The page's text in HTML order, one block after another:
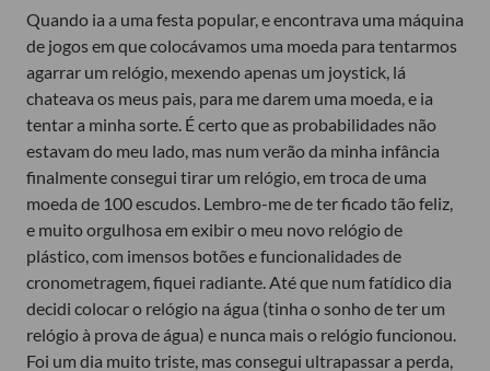
Quando ia a uma festa popular, e encontrava uma máquina
de jogos em que colocávamos uma moeda para tentarmos
agarrar um relógio, mexendo apenas um joystick, lá
chateava os meus pais, para me darem uma moeda, e ia
tentar a minha sorte. É certo que as probabilidades não
estavam do meu lado, mas num verão da minha infância
finalmente consegui tirar um relógio, em troca de uma
moeda de 100 escudos. Lembro-me de ter ficado tão feliz,
e muito orgulhosa em exibir o meu novo relógio de
plástico, com imensos botões e funcionalidades de
cronometragem, fiquei radiante. Até que num fatídico dia
decidi colocar o relógio na água (tinha o sonho de ter um
relógio à prova de água) e nunca mais o relógio funcionou.
Foi um dia muito triste, mas consegui ultrapassar a perda,